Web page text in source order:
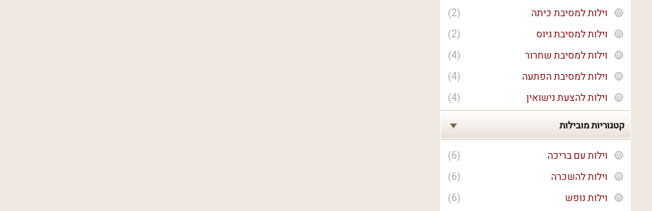
(2)
וילות למסיבת כיתה
(2)
וילות למסיבת גיוס
(4)
וילות למסיבת שחרור
(4)
וילות למסיבת הפתעה
(4)
וילות להצעת נישואין
קטגוריות מובילות
(6)
וילות עם בריכה
(6)
וילות להשכרה
(6)
וילות נופש